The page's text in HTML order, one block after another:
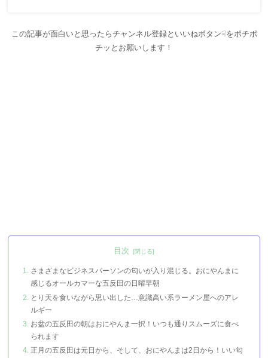
この記事が面白いと思ったらチャンネル登録といいねボタン☟をポチポ
チッとお願いします！
目次
さまざまなビジネスパーソンの匂いが入り混じる。おにやんまに
感じるオールカマーな五反田の日曜早朝
とり天を食いながら思い出した…意識高い系ラーメン屋へのアレ
ルギー
お盆の五反田の朝はおにやんま一択！いつも通りスムーズに食べ
られます
正月の五反田は元日から、そして、おにやんまは2日から！いい匂